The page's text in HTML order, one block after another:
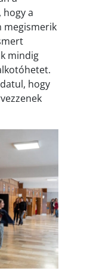
hogy a
megismerik
mindig
hogy